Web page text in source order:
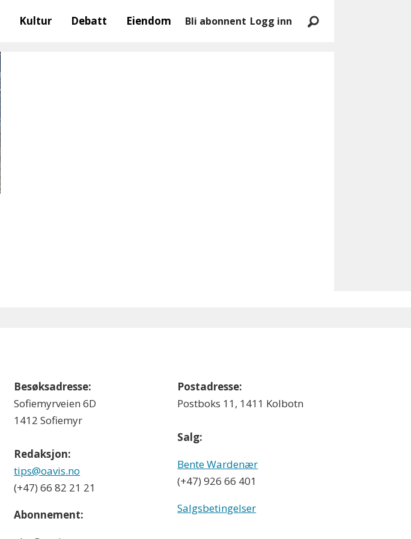
Kultur Debatt Eiendom Bli abonnent Logg inn
Besøksadresse:
Sofiemyrveien 6D
1412 Sofiemyr
Redaksjon:
tips@oavis.no
(+47) 66 82 21 21
Abonnement:
Postadresse:
Postboks 11, 1411 Kolbotn
Salg:
Bente Wardenær
(+47) 926 66 401
Salgsbetingelser